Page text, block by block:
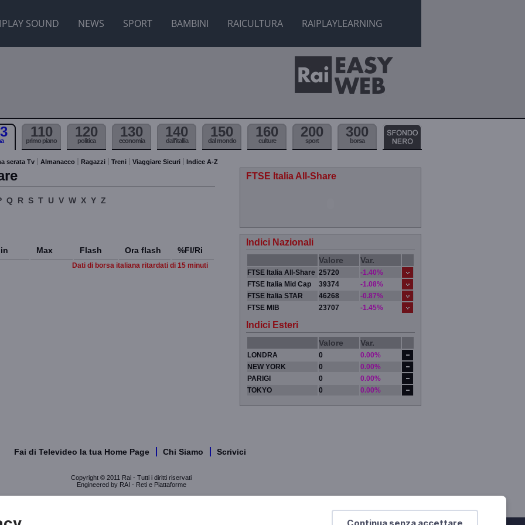
SOUND NEWS SPORT BAMBINI RAICULTURA RAIPLAYLEARNING
Continua senza accettare
110
primo piano
120
politica
130
economia
140
dall'itallia
150
dal mondo
160
culture
200
sport
300
borsa
serata Tv Almanacco Ragazzi Treni Viaggiare Sicuri Indice A-Z
Q R S T U V W X Y Z
Max Flash Ora flash %Fl/Ri
Dati di borsa italiana ritardati di 15 minuti
FTSE Italia All-Share
Indici Nazionali
Valore Var.
FTSE Italia All-Share 25720
-1.40%
FTSE Italia Mid Cap
39374
-1.08%
FTSE Italia STAR
46268
-0.87%
FTSE MIB
23707 -1.45%
Indici Esteri
Valore Var.
LONDRA 0
0.00%
NEW YORK
0
0.00%
PARIGI
0
0.00%
TOKYO
0 0.00%
Fai di Televideo la tua Home Page Chi Siamo Scrivici
Copyright © 2011 Rai - Tutti i diritti riservati
Engineered by RAI - Reti e Piattaforme